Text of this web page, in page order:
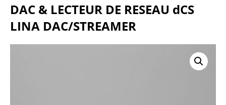
DAC & LECTEUR DE RESEAU dCS
LINA DAC/STREAMER